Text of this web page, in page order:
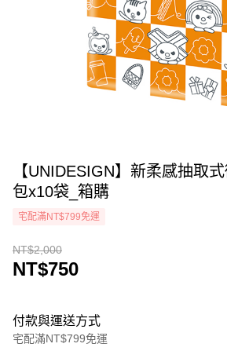
【UNIDESIGN】新柔感抽取
包x10袋_箱購
宅配滿NT$799免運
NT$2,000
NT$750
付款與運送方式
宅配滿NT$799免運